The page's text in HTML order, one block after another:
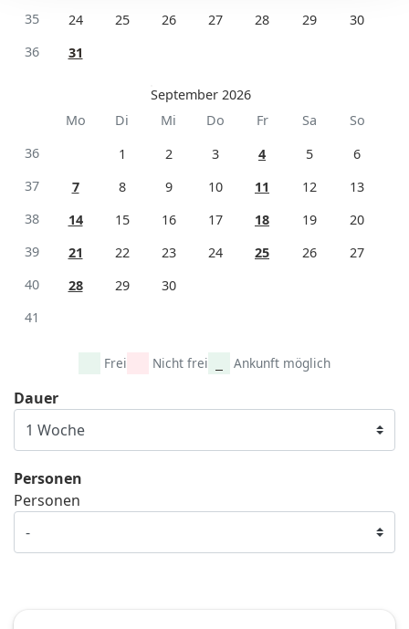
35
24 25 26 27 28 29
30
36
31
September 2026
Mo
Di Mi Do Fr Sa
So
36
1 2 3 4 5
6
37
7 8 9 10 11 12
13
38
14 15 16 17 18 19
20
39
21 22 23 24 25 26
27
40
28 29
30
41
Frei Nicht frei Ankunft möglich
Dauer
Personen
Personen